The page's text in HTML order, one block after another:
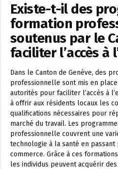
Existe-t-il des
formation
soutenus par le
faciliter l’accès à
Dans le Canton de Genève, des
professionnelle sont mis en
autorités pour faciliter l’accès à
à offrir aux résidents locaux les
qualifications nécessaires pour
marché du travail. Les
professionnelle couvrent une
technologie à la santé en passant
commerce. Grâce à ces
les individus peuvent acquérir